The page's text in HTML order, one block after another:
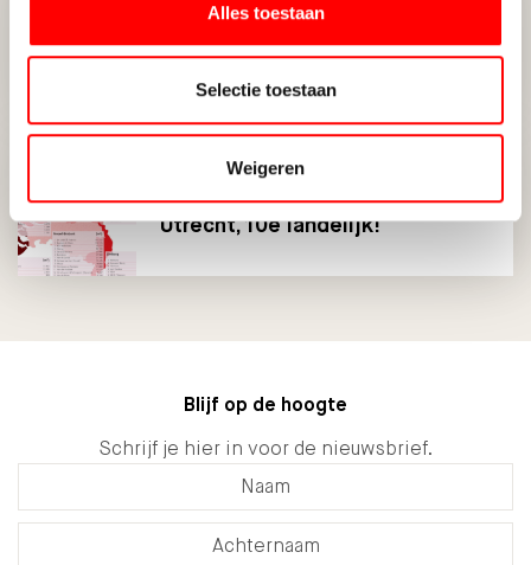
Alles toestaan
Selectie toestaan
Weigeren
huurt in Utrecht
Waltmann Utrecht opnieuw in de
top: 2e plek in provincie
Utrecht, 10e landelijk!
Blijf op de hoogte
Schrijf je hier in voor de nieuwsbrief.